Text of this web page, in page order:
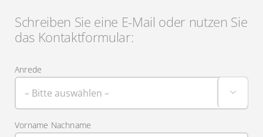
Schreiben Sie eine E-Mail oder nutzen Sie
das Kontaktformular:
Anrede

Vorname Nachname